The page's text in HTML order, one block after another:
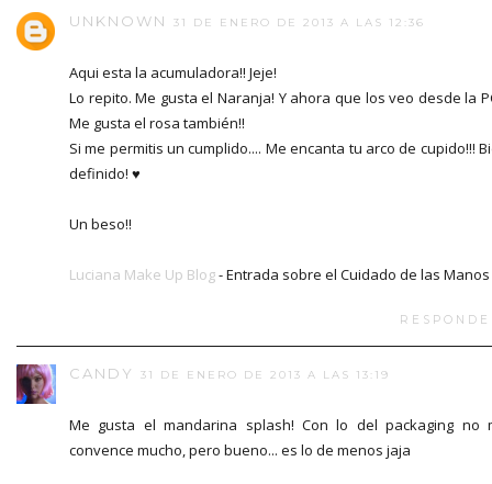
UNKNOWN 31 DE ENERO DE 2013 A LAS 12:36
Aqui esta la acumuladora!! Jeje!
Lo repito. Me gusta el Naranja! Y ahora que los veo desde la
Me gusta el rosa también!!
Si me permitis un cumplido.... Me encanta tu arco de cupido!!!
definido! ♥
Un beso!!
Luciana Make Up Blog- Entrada sobre el Cuidado de las Manos
CANDY 31 DE ENERO DE 2013 A LAS 13:19
Me gusta el mandarina splash! Con lo del packaging no
convence mucho, pero bueno... es lo de menos jaja